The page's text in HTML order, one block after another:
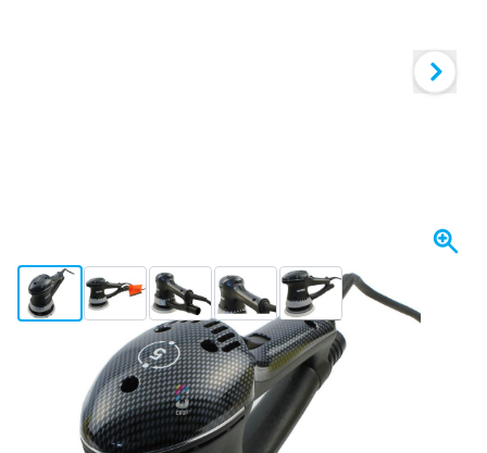
View larger imageView larger imageView larger imageView larger imageView larger image
+3
RUPES ER05TE Slibemaskine 150 mm med støvsugning